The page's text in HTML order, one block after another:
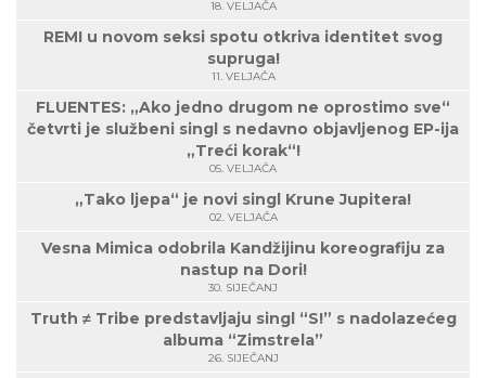
18. VELJAČA
REMI u novom seksi spotu otkriva identitet svog
supruga!
11. VELJAČA
FLUENTES: „Ako jedno drugom ne oprostimo sve“
četvrti je službeni singl s nedavno objavljenog EP-ija
„Treći korak“!
05. VELJAČA
„Tako ljepa“ je novi singl Krune Jupitera!
02. VELJAČA
Vesna Mimica odobrila Kandžijinu koreografiju za
nastup na Dori!
30. SIJEČANJ
Truth ≠ Tribe predstavljaju singl “S!” s nadolazećeg
albuma “Zimstrela”
26. SIJEČANJ